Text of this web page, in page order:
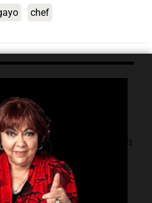
chef
depender del trabajo en
según un